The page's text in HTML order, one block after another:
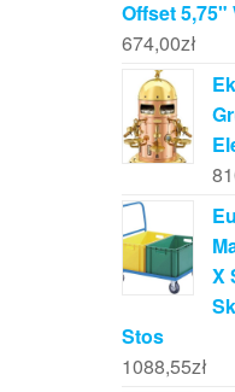
Offset
674,00zł
X
Stos
1088,55zł